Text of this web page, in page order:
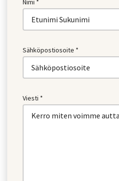
Nimi *
Sähköpostiosoite *
Viesti *